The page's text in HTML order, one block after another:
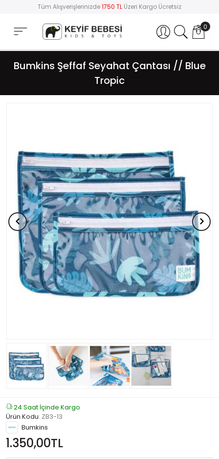
Tüm Alışverişlerinizde1750 TL Üzeri Kargo Ücretsiz
Hesabım 0
Bumkins Şeffaf Seyahat Çantası // Blue
Tropic
24 Saat İçinde Kargo
Ürün Kodu: ZB3-13
Bumkins
1.350,00TL